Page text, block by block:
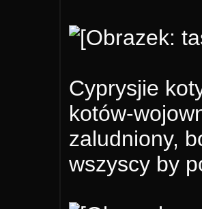
Cyprysjie
kotów-
zaludniony,
wszyscy by